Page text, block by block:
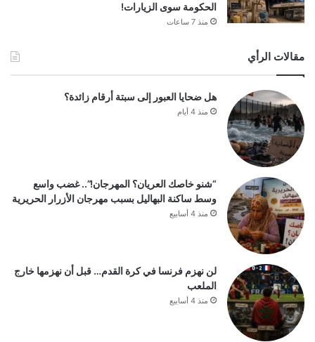
الحكومة سوى الزيارات!
منذ 7 ساعات
مقالات الرأي
هل ضحايا العبور إلى سبتة أرقام زائدة؟
منذ 4 أيام
“شنو خاصك العريان؟ المهرجان!”.. غضب واسع
وسط ساكنة البهاليل بسبب مهرجان الأزرار الحريرية
منذ 4 أسابيع
لن نهزم فرنسا في كرة القدم… قبل أن نهزمها خارج
الملعب
منذ 4 أسابيع